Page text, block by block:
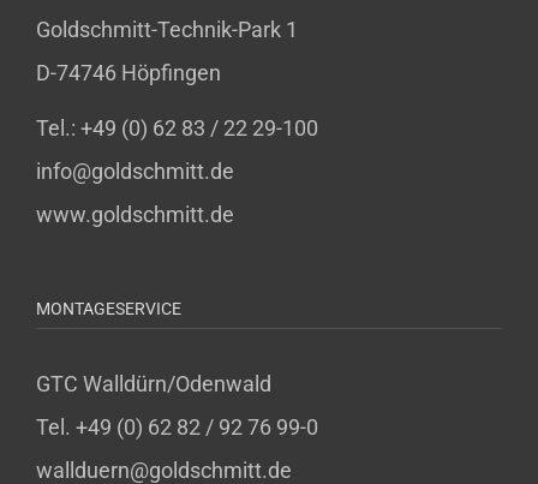
Goldschmitt-Technik-Park 1
D-74746 Höpfingen
Tel.: +49 (0) 62 83 / 22 29-100
info@goldschmitt.de
www.goldschmitt.de
MONTAGESERVICE
GTC Walldürn/Odenwald
Tel. +49 (0) 62 82 / 92 76 99-0
wallduern@goldschmitt.de